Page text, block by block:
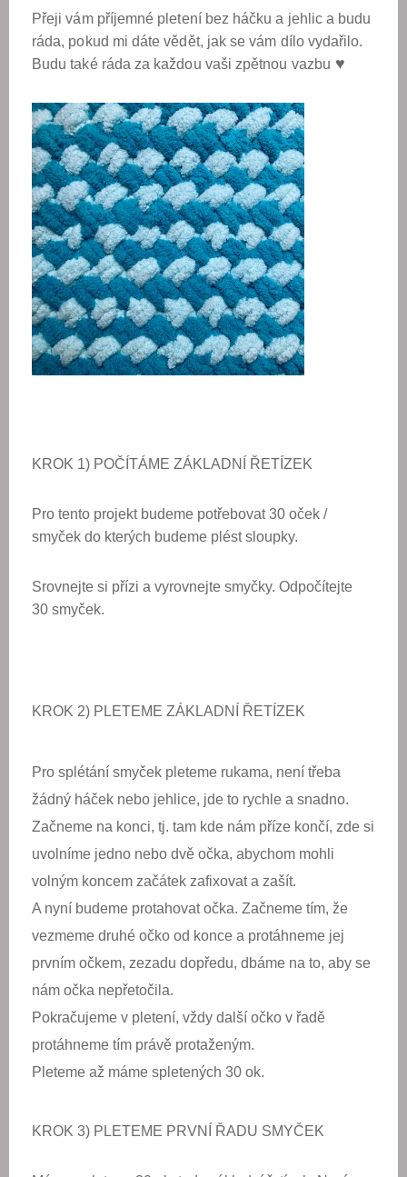
Přeji vám příjemné pletení bez háčku a jehlic a budu
ráda, pokud mi dáte vědět, jak se vám dílo vydařilo.
Budu také ráda za každou vaši zpětnou vazbu ♥
KROK 1) POČÍTÁME ZÁKLADNÍ ŘETÍZEK
Pro tento projekt budeme potřebovat 30 oček /
smyček do kterých budeme plést sloupky.
Srovnejte si přízi a vyrovnejte smyčky. Odpočítejte
30 smyček.
KROK 2) PLETEME ZÁKLADNÍ ŘETÍZEK
Pro splétání smyček pleteme rukama, není třeba
žádný háček nebo jehlice, jde to rychle a snadno.
Začneme na konci, tj. tam kde nám příze končí, zde si
uvolníme jedno nebo dvě očka, abychom mohli
volným koncem začátek zafixovat a zašít.
A nyní budeme protahovat očka. Začneme tím, že
vezmeme druhé očko od konce a protáhneme jej
prvním očkem, zezadu dopředu, dbáme na to, aby se
nám očka nepřetočila.
Pokračujeme v pletení, vždy další očko v řadě
protáhneme tím právě protaženým.
Pleteme až máme spletených 30 ok.
KROK 3) PLETEME PRVNÍ ŘADU SMYČEK